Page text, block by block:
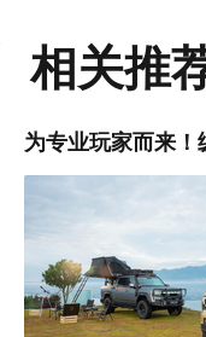
相关推
为专业玩家而来